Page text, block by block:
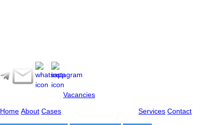
Home About Cases
Vacancies
Services Contact